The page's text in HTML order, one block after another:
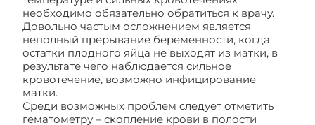
необходимо обязательно обратиться к врачу.
Довольно частым осложнением является
неполный прерывание беременности, когда
остатки плодного яйца не выходят из матки, в
результате чего наблюдается сильное
кровотечение, возможно инфицирование
матки.
Среди возможных проблем следует отметить
гематометру – скопление крови в полости